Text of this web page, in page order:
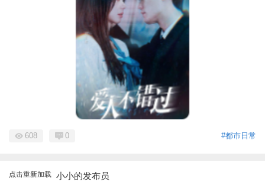
#都市日常
608 0
点击重新加载 小小的发布员